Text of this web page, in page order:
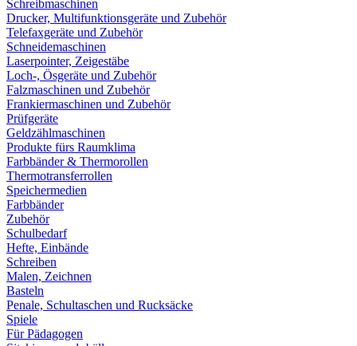
Schreibmaschinen
Drucker, Multifunktionsgeräte und Zubehör
Telefaxgeräte und Zubehör
Schneidemaschinen
Laserpointer, Zeigestäbe
Loch-, Ösgeräte und Zubehör
Falzmaschinen und Zubehör
Frankiermaschinen und Zubehör
Prüfgeräte
Geldzählmaschinen
Produkte fürs Raumklima
Farbbänder & Thermorollen
Thermotransferrollen
Speichermedien
Farbbänder
Zubehör
Schulbedarf
Hefte, Einbände
Schreiben
Malen, Zeichnen
Basteln
Penale, Schultaschen und Rucksäcke
Spiele
Für Pädagogen